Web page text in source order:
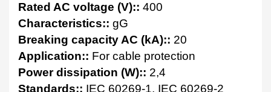
Rated AC voltage (V):: 400
Characteristics:: gG
Breaking capacity AC (kA):: 20
Application:: For cable protection
Power dissipation (W):: 2,4
Standards:: IEC 60269-1, IEC 60269-2